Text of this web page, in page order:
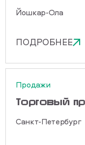
Йошкар-Ола
ПОДРОБНЕЕ
Продажи
Торговый
Санкт-Петербург